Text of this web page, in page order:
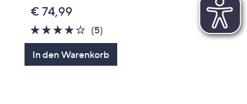
€ 74,99
4.0
von
5
(5)
Bewertungen
In den Warenkorb